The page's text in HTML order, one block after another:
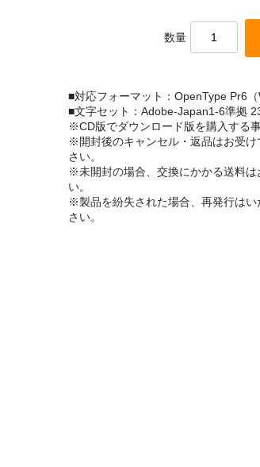
数量
■対応フォーマット：OpenType Pr6
■文字セット：Adobe-Japan1-6準拠
※CD版でダウンロード版を購入する事
※開封後のキャンセル・返品はお受
さい。
※未開封の場合、交換にかかる送料は
い。
※製品を紛失された場合、再発行は
さい。